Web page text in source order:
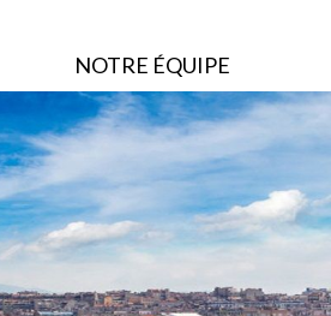
NOTRE ÉQUIPE